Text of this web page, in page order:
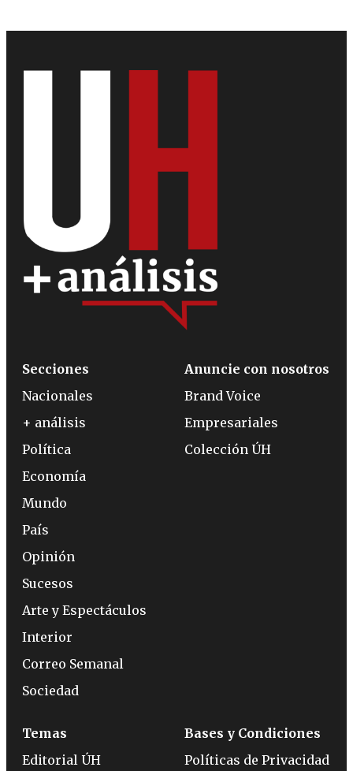
Secciones
Nacionales
+ análisis
Política
Economía
Mundo
País
Opinión
Sucesos
Arte y Espectáculos
Interior
Correo Semanal
Sociedad
Anuncie con nosotros
Brand Voice
Empresariales
Colección ÚH
Temas
Editorial ÚH
Bases y Condiciones
Políticas de Privacidad